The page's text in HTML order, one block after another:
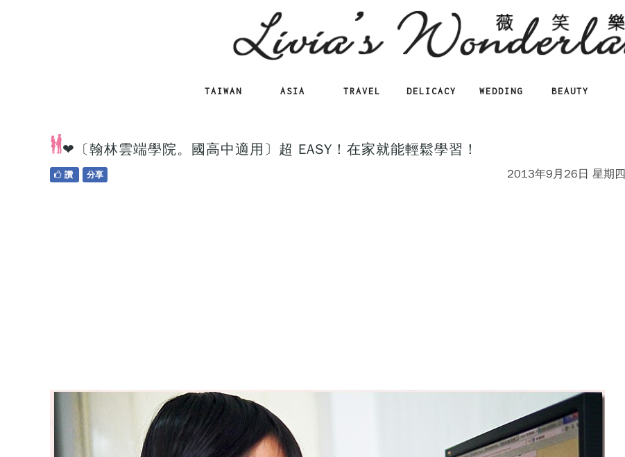
TAIWAN ASIA TRAVEL DELICACY WEDDING BEAUTY
❤〔翰林雲端學院。國高中適用〕超 EASY！在家就能輕鬆學習！
2013年9月26日 星期四
讚 分享